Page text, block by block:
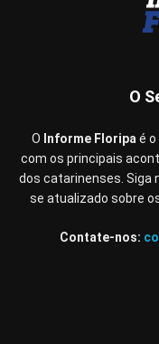
O
O Informe Floripaé
com os principais
dos catarinenses. Siga
se atualizado sobre
Contate-nos: